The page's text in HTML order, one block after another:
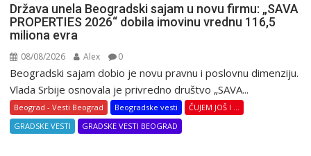
Država unela Beogradski sajam u novu firmu: „SAVA
PROPERTIES 2026“ dobila imovinu vrednu 116,5
miliona evra
08/08/2026 Alex 0
Beogradski sajam dobio je novu pravnu i poslovnu dimenziju.
Vlada Srbije osnovala je privredno društvo „SAVA...
Beograd - Vesti Beograd Beogradske vesti
ČUJEM JOŠ I ...
GRADSKE VESTI
GRADSKE VESTI BEOGRAD